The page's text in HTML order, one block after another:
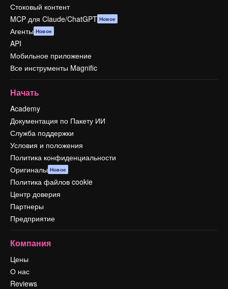
Стоковый контент
MCP для Claude/ChatGPT Новое
Агенты Новое
API
Мобильное приложение
Все инструменты Magnific
Начать
Academy
Документация по Пакету ИИ
Служба поддержки
Условия и положения
Политика конфиденциальности
Оригиналы Новое
Политика файлов cookie
Центр доверия
Партнеры
Предприятие
Компания
Цены
О нас
Reviews